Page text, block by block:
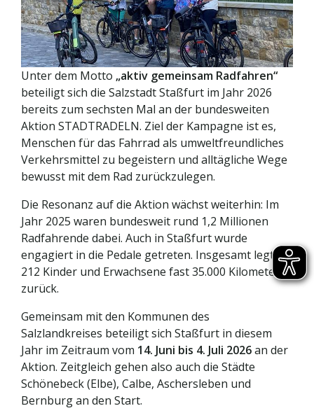
Unter dem Motto „aktiv gemeinsam Radfahren“
beteiligt sich die Salzstadt Staßfurt im Jahr 2026
bereits zum sechsten Mal an der bundesweiten
Aktion STADTRADELN. Ziel der Kampagne ist es,
Menschen für das Fahrrad als umweltfreundliches
Verkehrsmittel zu begeistern und alltägliche Wege
bewusst mit dem Rad zurückzulegen.
Die Resonanz auf die Aktion wächst weiterhin: Im
Jahr 2025 waren bundesweit rund 1,2 Millionen
Radfahrende dabei. Auch in Staßfurt wurde
engagiert in die Pedale getreten. Insgesamt legten
212 Kinder und Erwachsene fast 35.000 Kilometer
zurück.
Gemeinsam mit den Kommunen des
Salzlandkreises beteiligt sich Staßfurt in diesem
Jahr im Zeitraum vom 14. Juni bis 4. Juli 2026an der
Aktion. Zeitgleich gehen also auch die Städte
Schönebeck (Elbe), Calbe, Aschersleben und
Bernburg an den Start.